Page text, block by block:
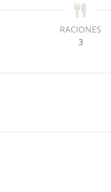
RACIONES
3